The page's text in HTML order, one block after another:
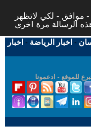
موافق - لكي لاتظهر
- اخبار الرياضة - اخبار
للموقع - ادعمونا